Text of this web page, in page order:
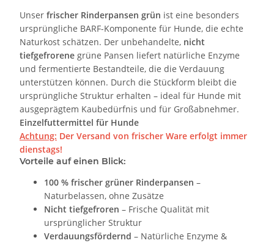
Unser frischer Rinderpansen grün ist eine besonders
ursprüngliche BARF-Komponente für Hunde, die echte
Naturkost schätzen. Der unbehandelte, nicht
tiefgefrorene grüne Pansen liefert natürliche Enzyme
und fermentierte Bestandteile, die die Verdauung
unterstützen können. Durch die Stückform bleibt die
ursprüngliche Struktur erhalten – ideal für Hunde mit
ausgeprägtem Kaubedürfnis und für Großabnehmer.
Einzelfuttermittel für Hunde
Achtung: Der Versand von frischer Ware erfolgt immer
dienstags!
Vorteile auf einen Blick:
100 % frischer grüner Rinderpansen –
Naturbelassen, ohne Zusätze
Nicht tiefgefroren – Frische Qualität mit
ursprünglicher Struktur
Verdauungsfördernd – Natürliche Enzyme &